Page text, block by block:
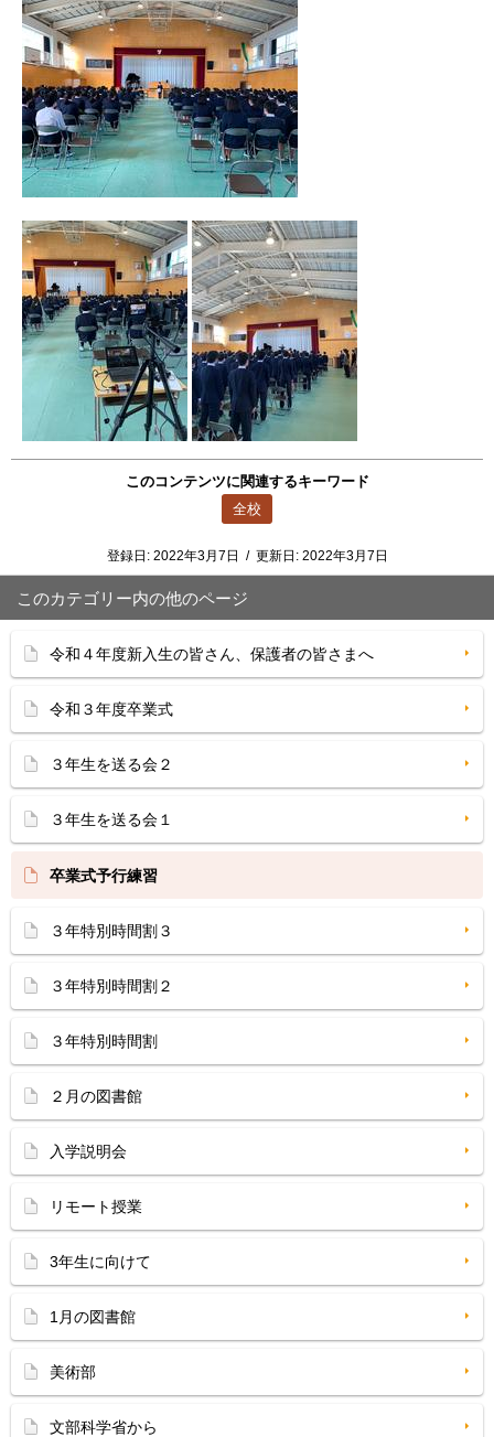
このコンテンツに関連するキーワード
全校
登録日: 2022年3月7日 / 更新日: 2022年3月7日
このカテゴリー内の他のページ
令和４年度新入生の皆さん、保護者の皆さまへ
令和３年度卒業式
３年生を送る会２
３年生を送る会１
卒業式予行練習
３年特別時間割３
３年特別時間割２
３年特別時間割
２月の図書館
入学説明会
リモート授業
3年生に向けて
1月の図書館
美術部
文部科学省から